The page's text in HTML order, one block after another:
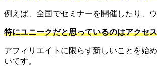
例えば、全国でセミナーを開催したり、
特にユニークだと思っているのはアクセ
アフィリエイトに限らず新しいことを始
いです。